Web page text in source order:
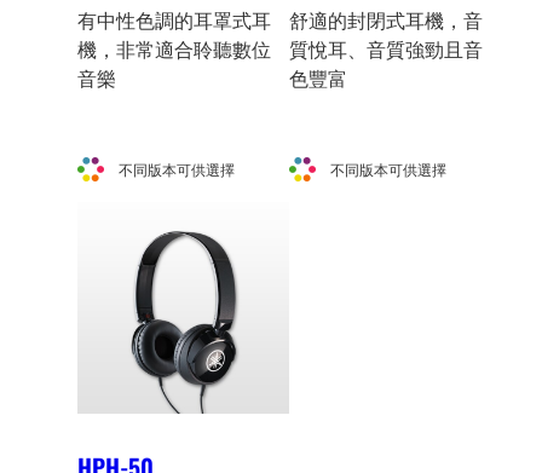
有中性色調的耳罩式耳
機，非常適合聆聽數位
音樂
不同版本可供選擇
舒適的封閉式耳機，音
質悅耳、音質強勁且音
色豐富
不同版本可供選擇